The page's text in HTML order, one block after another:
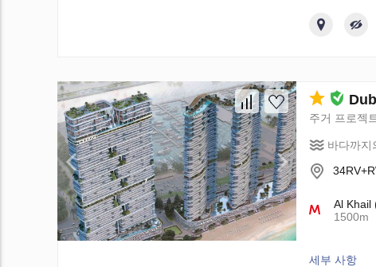
주거 프로젝
바다까지
Al Khail
1500m
세부 사항